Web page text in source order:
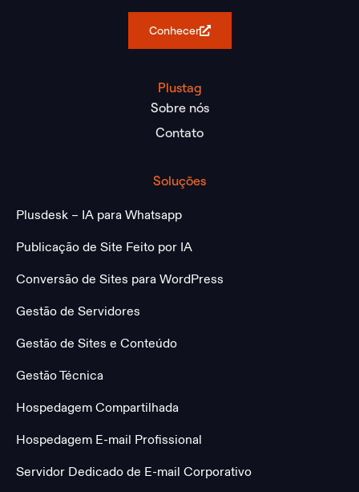
Conhecer
Plustag
Sobre nós
Contato
Soluções
Plusdesk – IA para Whatsapp
Publicação de Site Feito por IA
Conversão de Sites para WordPress
Gestão de Servidores
Gestão de Sites e Conteúdo
Gestão Técnica
Hospedagem Compartilhada
Hospedagem E-mail Profissional
Servidor Dedicado de E-mail Corporativo